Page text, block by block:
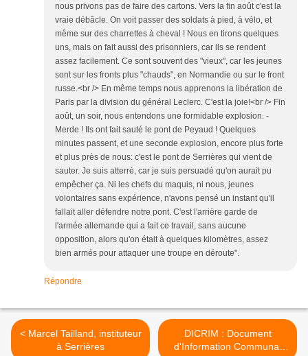
nous privons pas de faire des cartons. Vers la fin août c'est la
vraie débâcle. On voit passer des soldats à pied, à vélo, et
même sur des charrettes à cheval ! Nous en tirons quelques
uns, mais on fait aussi des prisonniers, car ils se rendent
assez facilement. Ce sont souvent des "vieux", car les jeunes
sont sur les fronts plus "chauds", en Normandie ou sur le front
russe.<br /> En même temps nous apprenons la libération de
Paris par la division du général Leclerc. C'est la joie!<br /> Fin
août, un soir, nous entendons une formidable explosion. -
Merde ! Ils ont fait sauté le pont de Peyaud ! Quelques
minutes passent, et une seconde explosion, encore plus forte
et plus près de nous: c'est le pont de Serrières qui vient de
sauter. Je suis atterré, car je suis persuadé qu'on aurait pu
empêcher ça. Ni les chefs du maquis, ni nous, jeunes
volontaires sans expérience, n'avons pensé un instant qu'il
fallait aller défendre notre pont. C'est l'arrière garde de
l'armée allemande qui a fait ce travail, sans aucune
opposition, alors qu'on était à quelques kilomètres, assez
bien armés pour attaquer une troupe en déroute".
Répondre
< Marcel Tailland, instituteur
à Serrières
DICRIM : Document
d'Information Communal